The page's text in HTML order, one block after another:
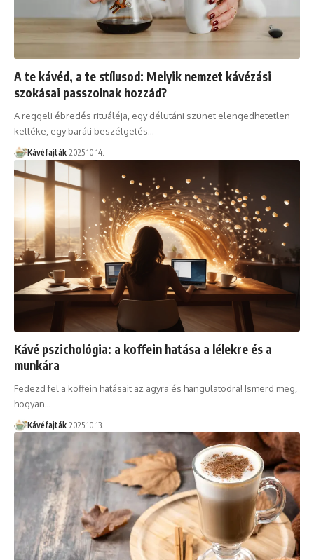
A te kávéd, a te stílusod: Melyik nemzet kávézási
szokásai passzolnak hozzád?
A reggeli ébredés rituáléja, egy délutáni szünet elengedhetetlen
kelléke, egy baráti beszélgetés…
Kávéfajták 2025.10.14.
Kávé pszichológia: a koffein hatása a lélekre és a
munkára
Fedezd fel a koffein hatásait az agyra és hangulatodra! Ismerd meg,
hogyan…
Kávéfajták 2025.10.13.